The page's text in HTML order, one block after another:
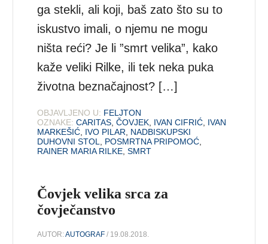
ga stekli, ali koji, baš zato što su to
iskustvo imali, o njemu ne mogu
ništa reći? Je li ”smrt velika”, kako
kaže veliki Rilke, ili tek neka puka
životna beznačajnost? […]
OBJAVLJENO U: FELJTON
OZNAKE: CARITAS,ČOVJEK, IVAN CIFRIĆ, IVAN
MARKEŠIĆ, IVO PILAR, NADBISKUPSKI
DUHOVNI STOL, POSMRTNA PRIPOMOĆ,
RAINER MARIA RILKE,SMRT
Čovjek velika srca za
čovječanstvo
AUTOR:AUTOGRAF / 19.08.2018.